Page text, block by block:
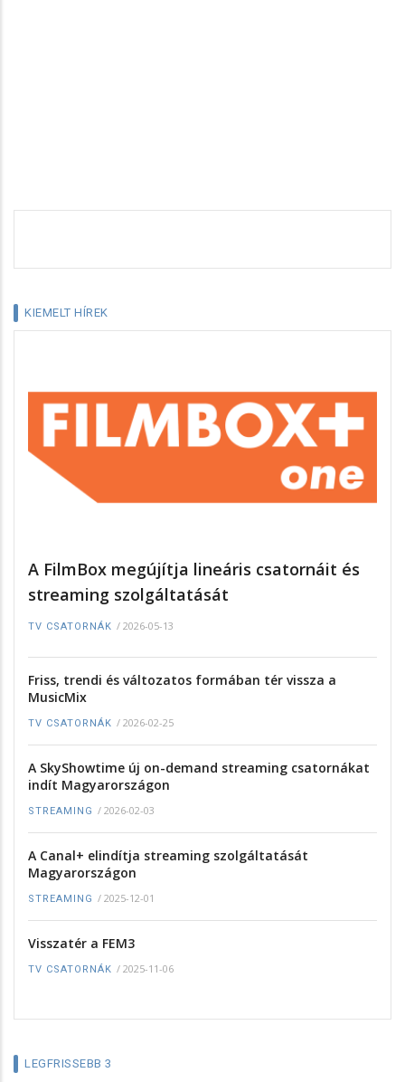
KIEMELT HÍREK
A FilmBox megújítja lineáris csatornáit és
streaming szolgáltatását
TV CSATORNÁK / 2026-05-13
Friss, trendi és változatos formában tér vissza a
MusicMix
TV CSATORNÁK / 2026-02-25
A SkyShowtime új on-demand streaming csatornákat
indít Magyarországon
STREAMING / 2026-02-03
A Canal+ elindítja streaming szolgáltatását
Magyarországon
STREAMING / 2025-12-01
Visszatér a FEM3
TV CSATORNÁK / 2025-11-06
LEGFRISSEBB 3